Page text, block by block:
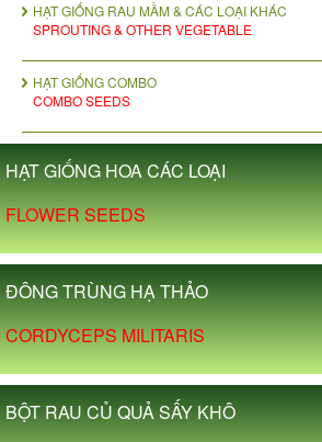
HẠT GIỐNG RAU MẦM & CÁC LOẠI KHÁC
SPROUTING & OTHER VEGETABLE
HẠT GIỐNG COMBO
COMBO SEEDS
HẠT GIỐNG HOA CÁC LOẠI
FLOWER SEEDS
ĐÔNG TRÙNG HẠ THẢO
CORDYCEPS MILITARIS
BỘT RAU CỦ QUẢ SẤY KHÔ